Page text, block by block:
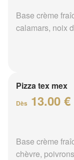
Base crème
calamars, noix
Pizza tex mex
Dès 13.00 €
Base crème
chèvre, poivrons